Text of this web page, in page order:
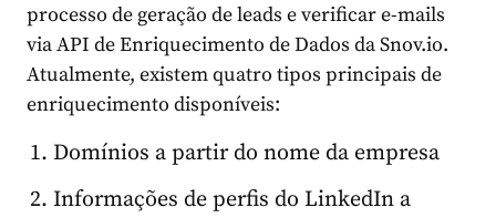
processo de geração de leads e verificar e-mails
via API de Enriquecimento de Dados da Snov.io.
Atualmente, existem quatro tipos principais de
enriquecimento disponíveis:
Domínios a partir do nome da empresa
Informações de perfis do LinkedIn a